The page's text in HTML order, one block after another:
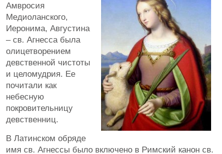
Амвросия
Медиоланского,
Иеронима, Августина
– св. Агнесса была
олицетворением
девственной чистоты
и целомудрия. Ее
почитали как
небесную
покровительницу
девственниц.
В Латинском обряде
имя св. Агнессы было включено в Римский канон св.